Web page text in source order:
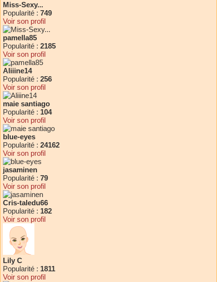
Miss-Sexy...
Popularité : 749
Voir son profil
pamella85
Popularité : 2185
Voir son profil
Aliiine14
Popularité : 256
Voir son profil
maie santiago
Popularité : 104
Voir son profil
blue-eyes
Popularité : 24162
Voir son profil
jasaminen
Popularité : 79
Voir son profil
Cris-taledu66
Popularité : 182
Voir son profil
Lily C
Popularité : 1811
Voir son profil